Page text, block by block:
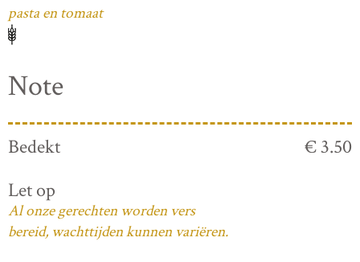
pasta en tomaat
Note
Bedekt
€ 3.50
Let op
Al onze gerechten worden vers
bereid, wachttijden kunnen variëren.